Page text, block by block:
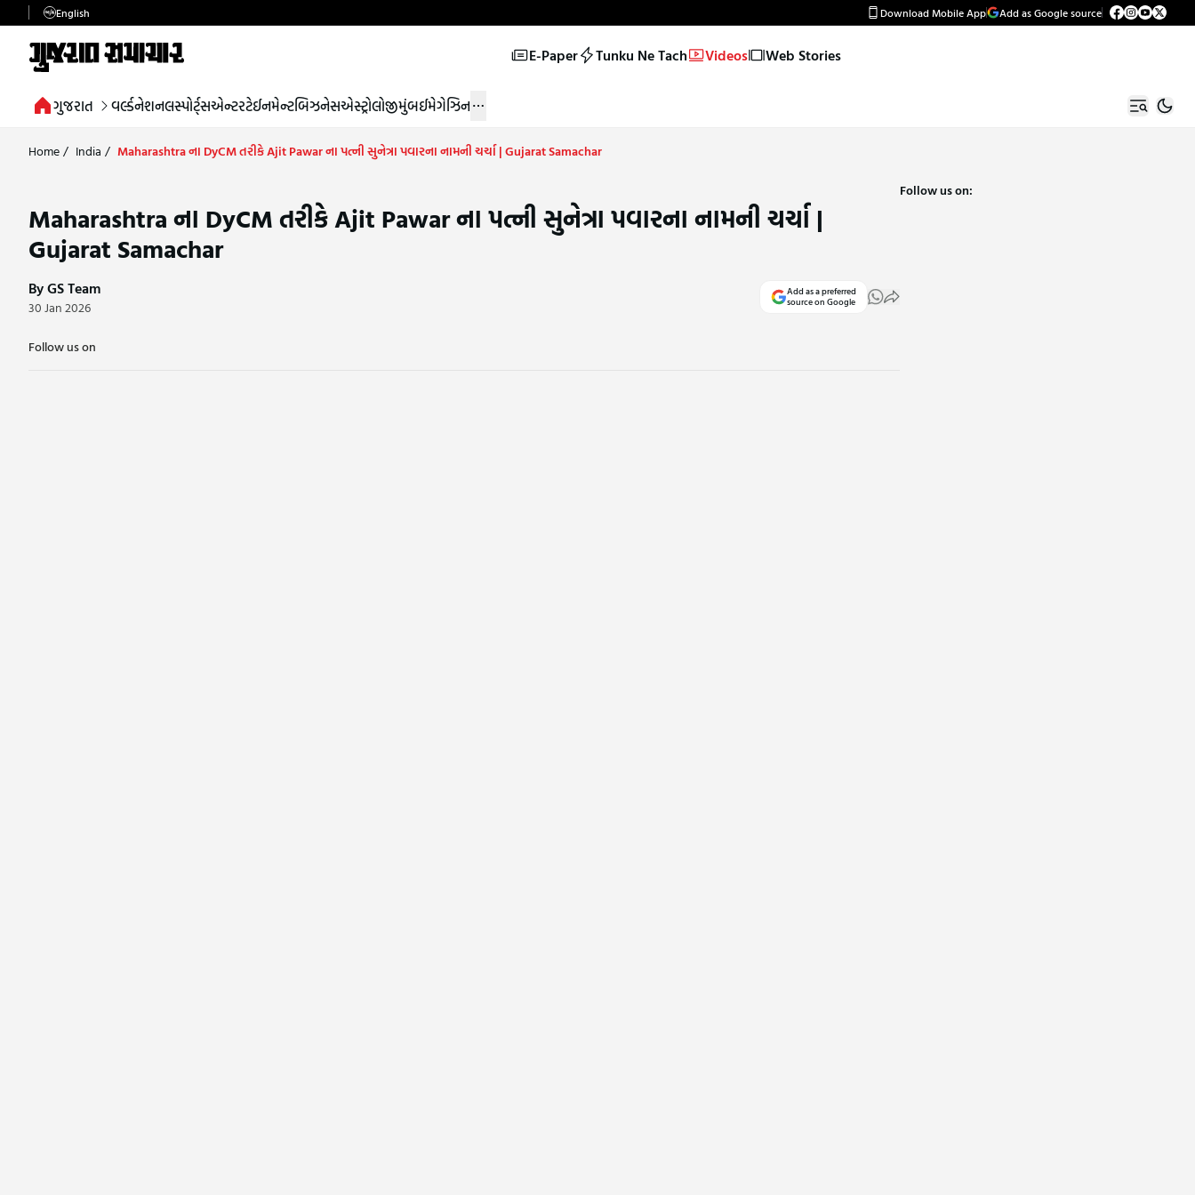
English Download Mobile App Add as Google source
E-Paper Tunku Ne Tach Videos Web Stories
ગુજરાત વર્લ્ડનેશનલસ્પોર્ટ્સએન્ટરટેઈનમેન્ટબિઝનેસએસ્ટ્રોલોજીમુંબઈમેગેઝિન
Home/ India / Maharashtra ના DyCM તરીકે Ajit Pawar ના પત્ની સુનેત્રા પવારના નામની ચર્ચા | Gujarat Samachar
Maharashtra ના DyCM તરીકે Ajit Pawar ના પત્ની સુનેત્રા પવારના નામની ચર્ચા |
Gujarat Samachar
By GS Team
30 Jan 2026
Add as a preferred
source on Google
Follow us on
Follow us on: